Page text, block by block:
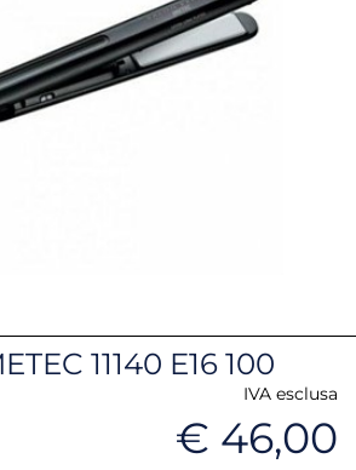
11140 E16 100
IVA esclusa
€ 46,00